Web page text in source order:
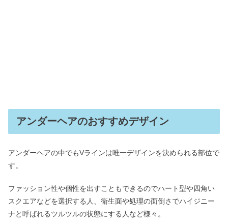
アンダーヘアのおすすめデザイン
アンダーヘアの中でもVラインは唯一デザインを決められる部位で
す。
ファッション性や個性を出すこともできるのでハート型や四角い
スクエアなどを選択する人、衛生面や処理の面倒さでハイジニー
ナと呼ばれるツルツルの状態にする人など様々。